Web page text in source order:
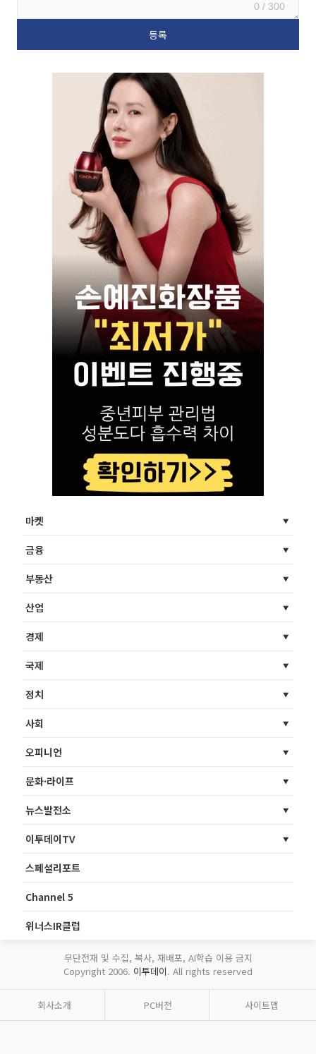
0 / 300
마켓
금융
부동산
산업
경제
국제
정치
사회
오피니언
문화·라이프
뉴스발전소
이투데이TV
스페셜리포트
Channel 5
위너스IR클럽
무단전재 및 수집, 복사, 재배포, AI학습 이용 금지
Copyright 2006. 이투데이. All rights reserved
회사소개 PC버전 사이트맵